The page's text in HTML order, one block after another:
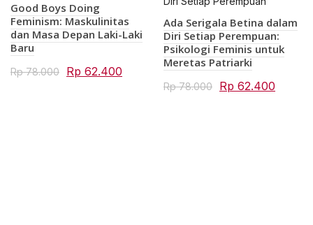
Good Boys Doing
Feminism: Maskulinitas
dan Masa Depan Laki-Laki
Baru
Rp78.000
Original
Rp 62.400
Current
Ada Serigala Betina dalam
Diri Setiap Perempuan:
Psikologi Feminis untuk
Meretas Patriarki
Rp78.000
Original
Rp 62.400